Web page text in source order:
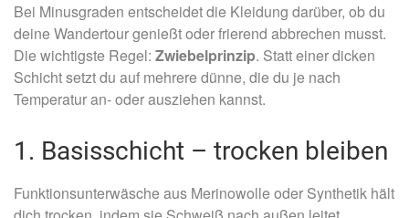
Bei Minusgraden entscheidet die Kleidung darüber, ob du
deine Wandertour genießt oder frierend abbrechen musst.
Die wichtigste Regel: Zwiebelprinzip. Statt einer dicken
Schicht setzt du auf mehrere dünne, die du je nach
Temperatur an- oder ausziehen kannst.
1. Basisschicht – trocken bleiben
Funktionsunterwäsche aus Merinowolle oder Synthetik hält